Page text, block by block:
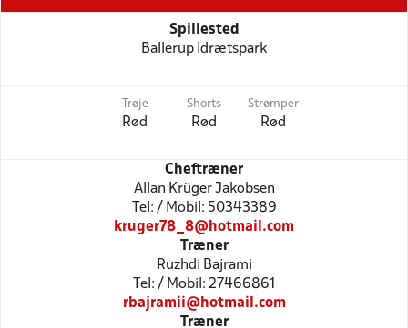
Spillested
Ballerup Idrætspark
Trøje
Rød
Shorts
Rød
Strømper
Rød
Cheftræner
Allan Krüger Jakobsen
Tel: / Mobil: 50343389
kruger78_8@hotmail.com
Træner
Ruzhdi Bajrami
Tel: / Mobil: 27466861
rbajramii@hotmail.com
Træner